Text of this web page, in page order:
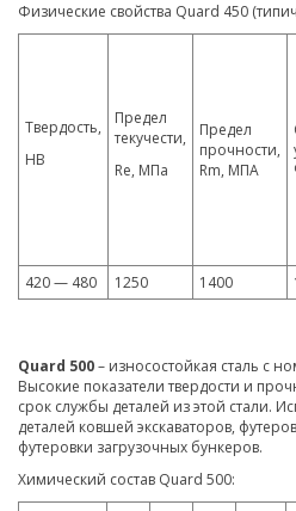
Физические свойства Quard 450
Твердость,
HB
Предел
текучести,
Re, МПа
Предел
прочности,
Rm, МПА
420 — 480 1250 1400
Quard 500– износостойкая сталь с
Высокие показатели твердости и
срок службы деталей из этой стали.
деталей ковшей экскаваторов,
футеровки загрузочных бункеров.
Химический состав Quard 500: